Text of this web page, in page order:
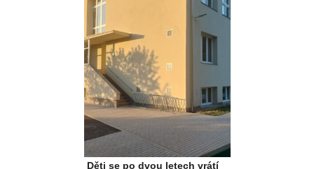
Děti se po dvou letech vrátí